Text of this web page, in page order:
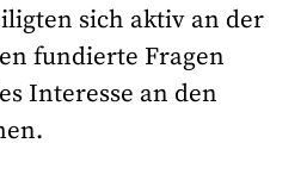
sich aktiv an der
fundierte Fragen
Interesse an den